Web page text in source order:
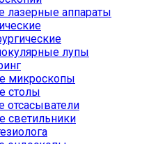
лазерные аппараты
лупы
микроскопы
столы
отсасыватели
светильники